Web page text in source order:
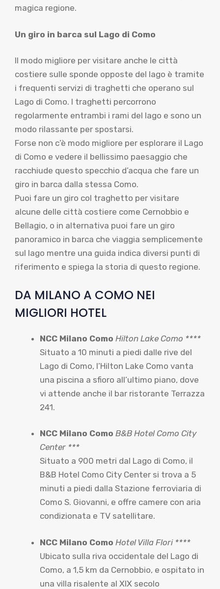
magica regione.
Un giro in barca sul Lago di Como
Il modo migliore per visitare anche le città
costiere sulle sponde opposte del lago è tramite
i frequenti servizi di traghetti che operano sul
Lago di Como. I traghetti percorrono
regolarmente entrambi i rami del lago e sono un
modo rilassante per spostarsi.
Forse non c’è modo migliore per esplorare il Lago
di Como e vedere il bellissimo paesaggio che
racchiude questo specchio d’acqua che fare un
giro in barca dalla stessa Como.
Puoi fare un giro col traghetto per visitare
alcune delle città costiere come Cernobbio e
Bellagio, o in alternativa puoi fare un giro
panoramico in barca che viaggia semplicemente
sul lago mentre una guida indica diversi punti di
riferimento e spiega la storia di questo regione.
DA MILANO A COMO NEI
MIGLIORI HOTEL
NCC Milano Como Hilton Lake Como ****
Situato a 10 minuti a piedi dalle rive del
Lago di Como, l’Hilton Lake Como vanta
una piscina a sfioro all’ultimo piano, dove
vi attende anche il bar ristorante Terrazza
241.
NCC Milano Como B&B Hotel Como City
Center ***
Situato a 900 metri dal Lago di Como, il
B&B Hotel Como City Center si trova a 5
minuti a piedi dalla Stazione ferroviaria di
Como S. Giovanni, e offre camere con aria
condizionata e TV satellitare.
NCC Milano Como Hotel Villa Flori ****
Ubicato sulla riva occidentale del Lago di
Como, a 1,5 km da Cernobbio, e ospitato in
una villa risalente al XIX secolo